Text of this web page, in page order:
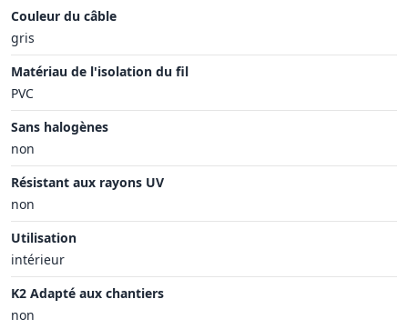
Couleur du câble
gris
Matériau de l'isolation du fil
PVC
Sans halogènes
non
Résistant aux rayons UV
non
Utilisation
intérieur
K2 Adapté aux chantiers
non